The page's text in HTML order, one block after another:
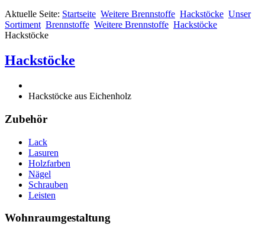
Aktuelle Seite: Startseite Weitere Brennstoffe Hackstöcke Unser
Sortiment Brennstoffe Weitere Brennstoffe Hackstöcke
Hackstöcke
Hackstöcke
Hackstöcke aus Eichenholz
Zubehör
Lack
Lasuren
Holzfarben
Nägel
Schrauben
Leisten
Wohnraumgestaltung